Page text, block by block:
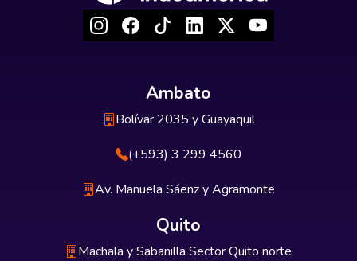
Ambato
Bolívar 2035 y Guayaquil
(+593) 3 299 4560
Av. Manuela Sáenz y Agramonte
Quito
Machala y Sabanilla Sector Quito norte